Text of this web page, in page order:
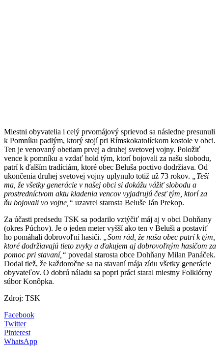
Miestni obyvatelia i celý prvomájový sprievod sa následne presunuli
k Pomníku padlým, ktorý stojí pri Rímskokatolíckom kostole v obci.
Ten je venovaný obetiam prvej a druhej svetovej vojny. Položiť
vence k pomníku a vzdať hold tým, ktorí bojovali za našu slobodu,
patrí k ďalším tradíciám, ktoré obec Beluša poctivo dodržiava. Od
ukončenia druhej svetovej vojny uplynulo totiž už 73 rokov.
„Teší
ma, že všetky generácie v našej obci si dokážu vážiť slobodu a
prostredníctvom aktu kladenia vencov vyjadrujú česť tým, ktorí za
ňu bojovali vo vojne,“ uzavrel starosta Beluše Ján Prekop.
Za účasti predsedu TSK sa podarilo vztýčiť máj aj v obci Dohňany
(okres Púchov). Je o jeden meter vyšší ako ten v Beluši a postaviť
ho pomáhali dobrovoľní hasiči.
„Som rád, že naša obec patrí k tým,
ktoré dodržiavajú tieto zvyky a ďakujem aj dobrovoľným hasičom za
pomoc pri stavaní,“ povedal starosta obce Dohňany Milan Panáček.
Dodal tiež, že každoročne sa na stavaní mája zídu všetky generácie
obyvateľov. O dobrú náladu sa popri práci staral miestny Folklórny
súbor Konôpka.
Zdroj: TSK
Facebook
Twitter
Pinterest
WhatsApp